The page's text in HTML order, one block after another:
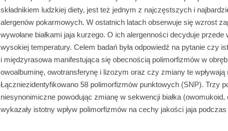
składnikiem ludzkiej diety, jest też jednym z najczęstszych i
alergenów pokarmowych. W ostatnich latach obserwuje się wzrost
wywołane białkami jaja kurzego. O ich alergenności decyduje
wysokiej temperatury. Celem badań była odpowiedź na pytanie czy
i międzyrasowa manifestująca się obecnością polimorfizmów w
owoalbuminę, owotransferynę i lizozym oraz czy zmiany te wpływają
Łączniezidentyfikowano 58 polimorfizmów punktowych (SNP). Trzy
niesynonimiczne powodując zmianę w sekwencji białka
wykazały istotny wpływ polimorfizmów na cechy jakości jaja